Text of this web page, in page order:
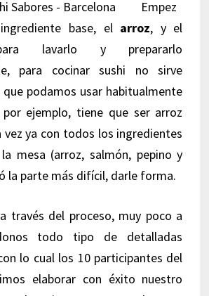
Empez
base, el arroz, y el
lavarlo y prepararlo
para cocinar sushi no sirve
que podamos usar habitualmente
ejemplo, tiene que ser arroz
vez ya con todos los ingredientes
mesa (arroz, salmón, pepino y
la parte más difícil, darle forma.
través del proceso, muy poco a
todo tipo de detalladas
lo cual los 10 participantes del
elaborar con éxito nuestro